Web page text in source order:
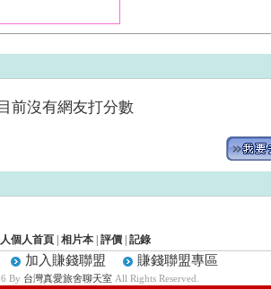
目前沒有網友打分數
個人首頁 相片本 評價 記錄
加入賺錢聯盟 賺錢聯盟專區
By 台灣真愛旅舍聊天室 All Rights Reserved.